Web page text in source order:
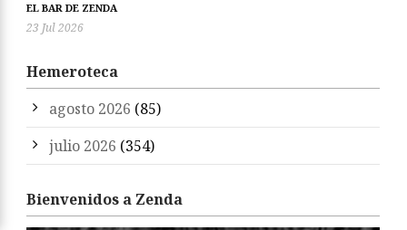
EL BAR DE ZENDA
23 Jul 2026
Hemeroteca
agosto 2026 (85)
julio 2026 (354)
Bienvenidos a Zenda